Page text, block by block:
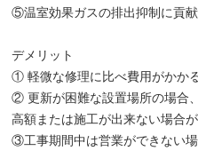
⑤温室効果ガスの排出抑制に貢献
デメリット
① 軽微な修理に比べ費用がかか
② 更新が困難な設置場所の場合
高額または施工が出来ない場合
③工事期間中は営業ができない